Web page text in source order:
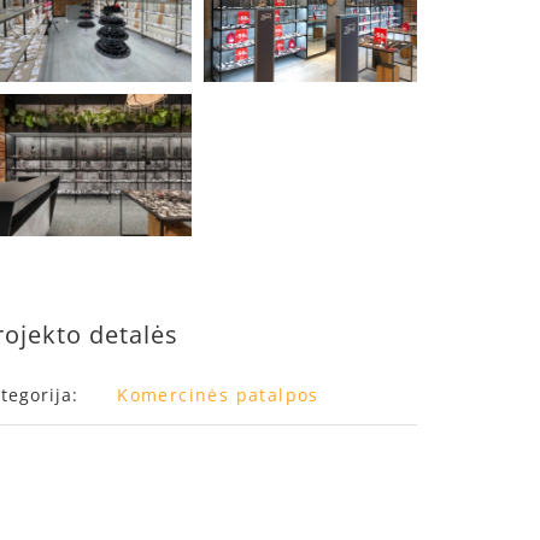
detalės
Komercinės patalpos